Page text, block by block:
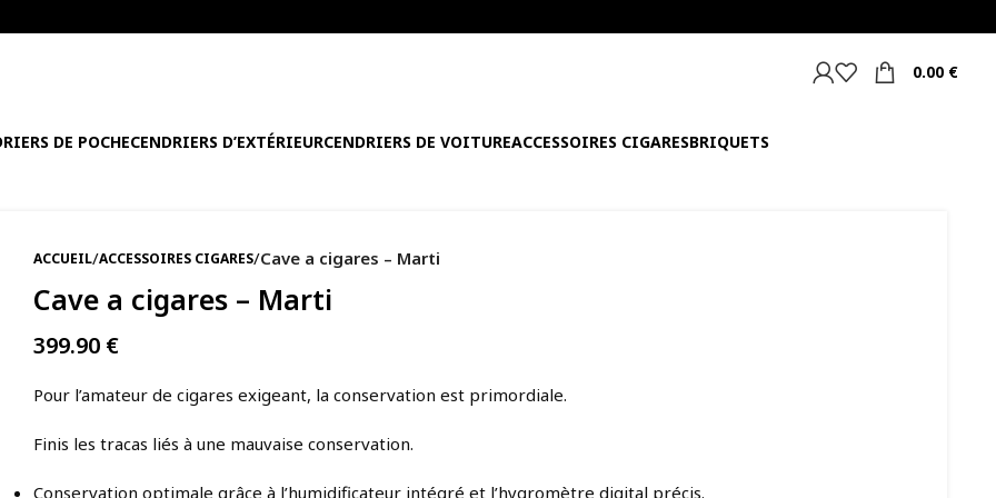
0.00 €
DE POCHECENDRIERS D’EXTÉRIEURCENDRIERS DE VOITUREACCESSOIRES CIGARESBRIQUETS
ACCUEIL/ACCESSOIRES CIGARES/Cave a cigares – Marti
Cave a cigares – Marti
399.90 €
Pour l’amateur de cigares exigeant, la conservation est primordiale.
Finis les tracas liés à une mauvaise conservation.
Conservation optimale grâce à l’humidificateur intégré et l’hygromètre digital précis.